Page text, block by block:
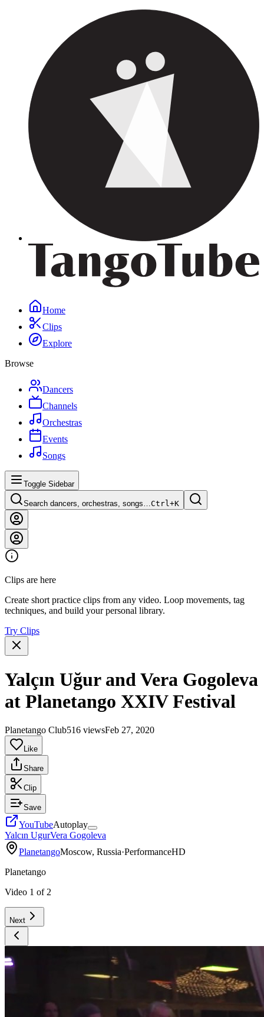
Home
Clips
Explore
Browse
Dancers
Channels
Orchestras
Events
Songs
Toggle Sidebar
Search dancers, orchestras, songs…Ctrl+K
Clips are here
Create short practice clips from any video. Loop movements, tag
techniques, and build your personal library.
Try Clips
Yalçın Uğur and Vera Gogoleva
at Planetango XXIV Festival
Planetango Club516 viewsFeb 27, 2020
Like
Share
Clip
Save
YouTubeAutoplay
Yalcın UgurVera Gogoleva
PlanetangoMoscow, Russia·PerformanceHD
Planetango
Video 1 of 2
Next